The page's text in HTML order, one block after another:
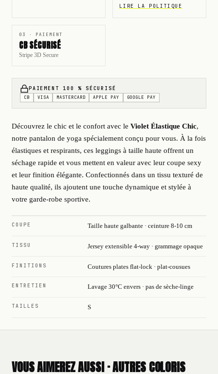
LIRE LA POLITIQUE
03 · PAIEMENT
CB SÉCURISÉ
Stripe 3D Secure
PAIEMENT 100 % SÉCURISÉ
CB VISA MASTERCARD APPLE PAY GOOGLE PAY
Découvrez le chic et le confort avec le Violet Élastique Chic,
notre pantalon de yoga spécialement conçu pour vous. À la fois
élastiques et respirants, ces leggings à taille haute offrent un
séchage rapide et vous mettent en valeur avec leur coupe sexy
et leur finition élégante. Confectionnés dans un tissu texturé de
haute qualité, ils ajoutent une touche dynamique et stylée à
votre garde-robe sportive.
COUPE Taille haute galbante · ceinture 8-10 cm
TISSU Jersey extensible 4-way · grammage opaque
FINITIONS Coutures plates flat-lock · plat-cousues
ENTRETIEN Lavage 30°C envers · pas de sèche-linge
TAILLES S
VOUS AIMEREZ AUSSI · AUTRES COLORIS